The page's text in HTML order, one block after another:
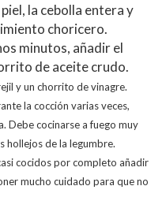
la cebolla entera y
choricero.
minutos, añadir el
de aceite crudo.
y un chorrito de vinagre.
la cocción varias veces,
Debe cocinarse a fuego muy
hollejos de la legumbre.
cocidos por completo añadir
mucho cuidado para que no